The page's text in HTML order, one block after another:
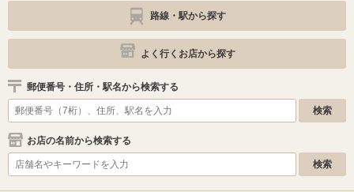
路線・駅から探す
よく行くお店から探す
郵便番号・住所・駅名から検索する
お店の名前から検索する